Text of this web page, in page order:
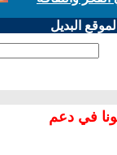
البديل
في دعم